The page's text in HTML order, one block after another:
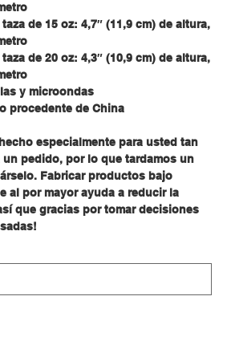
de 15 oz: 4,7″ (11,9 cm) de altura,
de 20 oz: 4,3″ (10,9 cm) de altura,
y microondas
procedente de China
especialmente para usted tan
pedido, por lo que tardamos un
Fabricar productos bajo
al por mayor ayuda a reducir la
que gracias por tomar decisiones